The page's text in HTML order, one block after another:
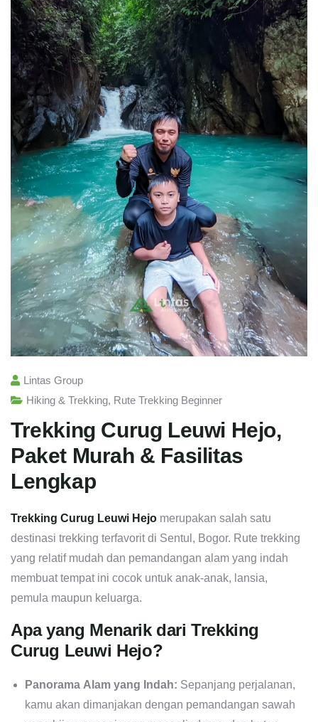
Lintas Group
Hiking & Trekking, Rute Trekking Beginner
Trekking Curug Leuwi Hejo,
Paket Murah & Fasilitas
Lengkap
Trekking Curug Leuwi Hejo merupakan salah satu
destinasi trekking terfavorit di Sentul, Bogor. Rute trekking
yang relatif mudah dan pemandangan alam yang indah
membuat tempat ini cocok untuk anak-anak, lansia,
pemula maupun keluarga.
Apa yang Menarik dari Trekking
Curug Leuwi Hejo?
Panorama Alam yang Indah: Sepanjang perjalanan,
kamu akan dimanjakan dengan pemandangan sawah